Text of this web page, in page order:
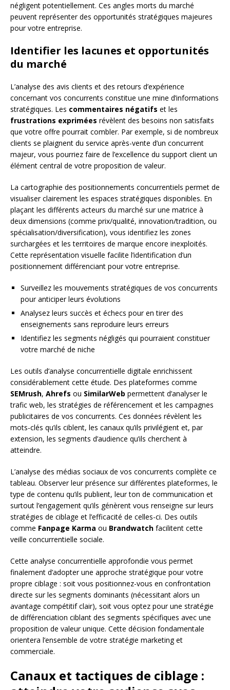
négligent potentiellement. Ces angles morts du marché
peuvent représenter des opportunités stratégiques majeures
pour votre entreprise.
Identifier les lacunes et opportunités
du marché
L’analyse des avis clients et des retours d’expérience
concernant vos concurrents constitue une mine d’informations
stratégiques. Les commentaires négatifs et les
frustrations exprimées révèlent des besoins non satisfaits
que votre offre pourrait combler. Par exemple, si de nombreux
clients se plaignent du service après-vente d’un concurrent
majeur, vous pourriez faire de l’excellence du support client un
élément central de votre proposition de valeur.
La cartographie des positionnements concurrentiels permet de
visualiser clairement les espaces stratégiques disponibles. En
plaçant les différents acteurs du marché sur une matrice à
deux dimensions (comme prix/qualité, innovation/tradition, ou
spécialisation/diversification), vous identifiez les zones
surchargées et les territoires de marque encore inexploités.
Cette représentation visuelle facilite l’identification d’un
positionnement différenciant pour votre entreprise.
Surveillez les mouvements stratégiques de vos concurrents
pour anticiper leurs évolutions
Analysez leurs succès et échecs pour en tirer des
enseignements sans reproduire leurs erreurs
Identifiez les segments négligés qui pourraient constituer
votre marché de niche
Les outils d’analyse concurrentielle digitale enrichissent
considérablement cette étude. Des plateformes comme
SEMrush, Ahrefs ou SimilarWeb permettent d’analyser le
trafic web, les stratégies de référencement et les campagnes
publicitaires de vos concurrents. Ces données révèlent les
mots-clés qu’ils ciblent, les canaux qu’ils privilégient et, par
extension, les segments d’audience qu’ils cherchent à
atteindre.
L’analyse des médias sociaux de vos concurrents complète ce
tableau. Observer leur présence sur différentes plateformes, le
type de contenu qu’ils publient, leur ton de communication et
surtout l’engagement qu’ils génèrent vous renseigne sur leurs
stratégies de ciblage et l’efficacité de celles-ci. Des outils
comme Fanpage Karma ou Brandwatch facilitent cette
veille concurrentielle sociale.
Cette analyse concurrentielle approfondie vous permet
finalement d’adopter une approche stratégique pour votre
propre ciblage : soit vous positionnez-vous en confrontation
directe sur les segments dominants (nécessitant alors un
avantage compétitif clair), soit vous optez pour une stratégie
de différenciation ciblant des segments spécifiques avec une
proposition de valeur unique. Cette décision fondamentale
orientera l’ensemble de votre stratégie marketing et
commerciale.
Canaux et tactiques de ciblage :